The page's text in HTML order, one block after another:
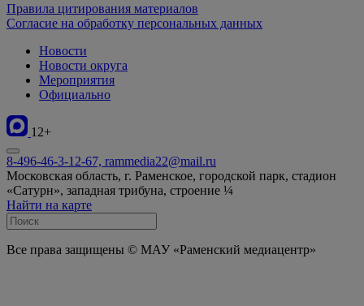
Правила цитирования материалов
Согласие на обработку персональных данных
Новости
Новости округа
Мероприятия
Официально
12+
8-496-46-3-12-67, rammedia22@mail.ru
Московская область, г. Раменское, городской парк, стадион
«Сатурн», западная трибуна, строение ¼
Найти на карте
Все права защищены © МАУ «Раменский медиацентр»